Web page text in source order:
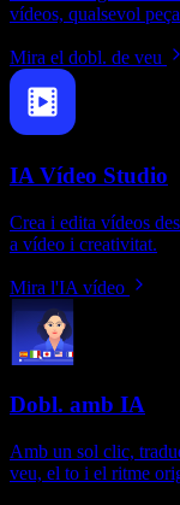
vídeos, qualsevol
Mira el dobl. de veu
IA Vídeo Studio
Crea i edita vídeos
a vídeo i creativitat.
Mira l'IA vídeo
Dobl. amb IA
Amb un sol clic,
veu, el to i el ritme